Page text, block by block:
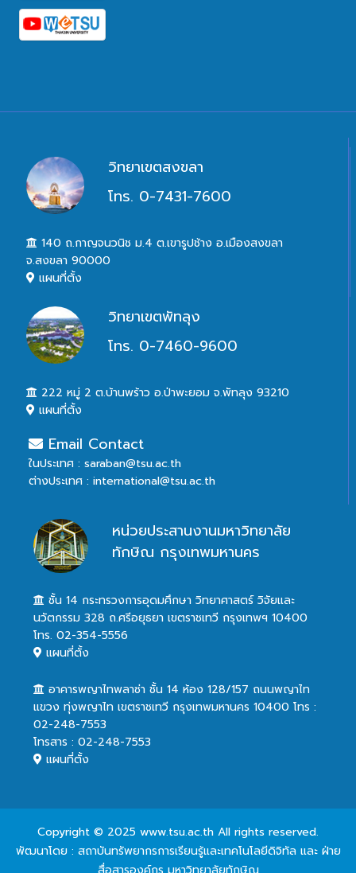
วิทยาเขตสงขลา
โทร. 0-7431-7600
140 ถ.กาญจนวนิช ม.4 ต.เขารูปช้าง อ.เมืองสงขลา
จ.สงขลา 90000
แผนที่ตั้ง
วิทยาเขตพัทลุง
โทร. 0-7460-9600
222 หมู่ 2 ต.บ้านพร้าว อ.ป่าพะยอม จ.พัทลุง 93210
แผนที่ตั้ง
Email Contact
ในประเทศ : saraban@tsu.ac.th
ต่างประเทศ : international@tsu.ac.th
หน่วยประสานงานมหาวิทยาลัย
ทักษิณ กรุงเทพมหานคร
ชั้น 14 กระทรวงการอุดมศึกษา วิทยาศาสตร์ วิจัยและ
นวัตกรรม 328 ถ.ศรีอยุธยา เขตราชเทวี กรุงเทพฯ 10400
โทร. 02-354-5556
แผนที่ตั้ง
อาคารพญาไทพลาซ่า ชั้น 14 ห้อง 128/157 ถนนพญาไท
แขวง ทุ่งพญาไท เขตราชเทวี กรุงเทพมหานคร 10400 โทร :
02-248-7553
โทรสาร : 02-248-7553
แผนที่ตั้ง
Copyright © 2025 www.tsu.ac.th All rights reserved.
พัฒนาโดย : สถาบันทรัพยากรการเรียนรู้และเทคโนโลยีดิจิทัล และ ฝ่าย